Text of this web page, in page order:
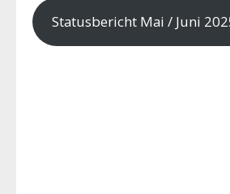
Statusbericht Mai / Juni